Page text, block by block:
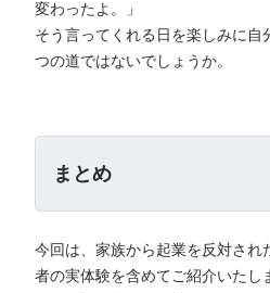
変わったよ。」
そう言ってくれる日を楽しみに自
つの道ではないでしょうか。
まとめ
今回は、家族から起業を反対され
者の実体験を含めてご紹介いたし